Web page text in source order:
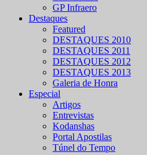
GP Infraero
Destaques
Featured
DESTAQUES 2010
DESTAQUES 2011
DESTAQUES 2012
DESTAQUES 2013
Galeria de Honra
Especial
Artigos
Entrevistas
Kodanshas
Portal Apostilas
Túnel do Tempo